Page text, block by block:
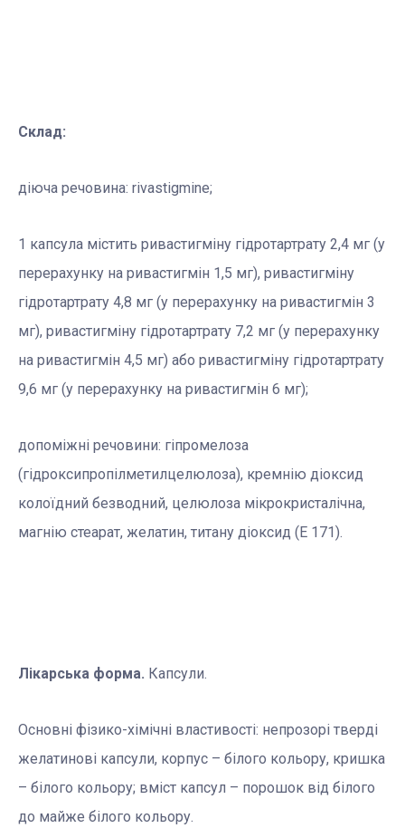
Склад:
діюча речовина: rivastigmine;
1 капсула містить ривастигміну гідротартрату 2,4 мг (у
перерахунку на ривастигмін 1,5 мг), ривастигміну
гідротартрату 4,8 мг (у перерахунку на ривастигмін 3
мг), ривастигміну гідротартрату 7,2 мг (у перерахунку
на ривастигмін 4,5 мг) або ривастигміну гідротартрату
9,6 мг (у перерахунку на ривастигмін 6 мг);
допоміжні речовини: гіпромелоза
(гідроксипропілметилцелюлоза), кремнію діоксид
колоїдний безводний, целюлоза мікрокристалічна,
магнію стеарат, желатин, титану діоксид (Е 171).
Лікарська форма. Капсули.
Основні фізико-хімічні властивості: непрозорі тверді
желатинові капсули, корпус – білого кольору, кришка
– білого кольору; вміст капсул – порошок від білого
до майже білого кольору.